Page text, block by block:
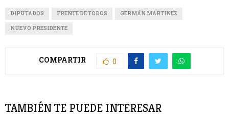
DIPUTADOS FRENTE DE TODOS GERMÁN MARTINEZ
NUEVO PRESIDENTE
COMPARTIR 0
TAMBIÉN TE PUEDE INTERESAR